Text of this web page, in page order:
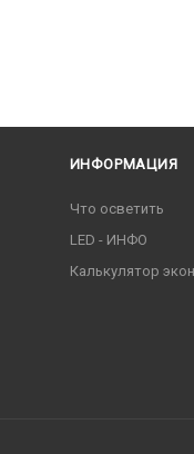
ИНФОРМАЦИЯ
Что осветить
LED - ИНФО
Калькулятор